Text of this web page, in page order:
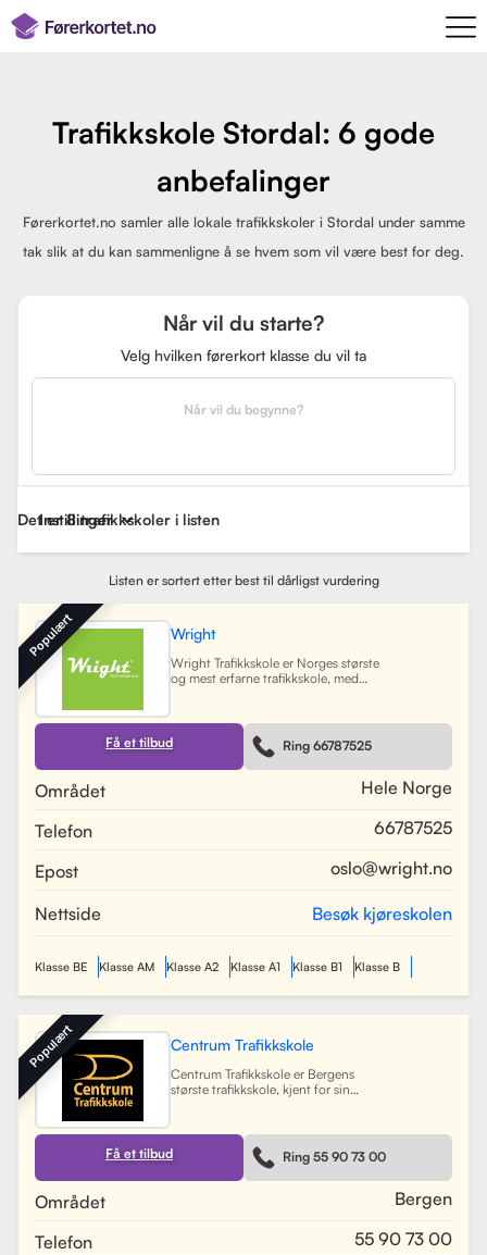
Trafikkskole Stordal: 6 gode
anbefalinger
Førerkortet.no samler alle lokale trafikkskoler i Stordal under samme
tak slik at du kan sammenligne å se hvem som vil være best for deg.
Når vil du starte?
Velg hvilken førerkort klasse du vil ta
Når vil du begynne?
Det er 8 trafikkskoler i listen
Instillinger
Listen er sortert etter best til dårligst vurdering
Wright
Wright Trafikkskole er Norges største
og mest erfarne trafikkskole, med
Trøndelag. Siden oppstarten har
skolen hatt som mål å tilby
profesjonell og engasjert
trafikopplæring for både
kjøretimer med all nødvendig
moderne digitale systemer for å
gjøre det enkelt for elever å booke
sine trafikklærere.
Les mer
Få et tilbud Ring 66787525
Området
Hele Norge
Telefon
66787525
Epost
oslo@wright.no
Nettside Besøk kjøreskolen
Populært
Klasse BE Klasse AM Klasse A2 Klasse A1 Klasse B1 Klasse B
Centrum Trafikkskole
Centrum Trafikkskole er Bergens
største trafikkskole, kjent for sin
for førerkort i alle klasser, og har et
team av 30 dyktige kjørelærere som
gir undervisning i et trygt og vennlig
miljø. Med lokaler i Bergen sentrum,
Få et tilbud Ring 55 90 73 00
Området
Bergen
Telefon
55 90 73 00
Populært